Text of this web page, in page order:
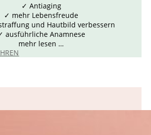
✓ Antiaging
✓ mehr Lebensfreude
und Hautbild verbessern
ausführliche Anamnese
mehr lesen …